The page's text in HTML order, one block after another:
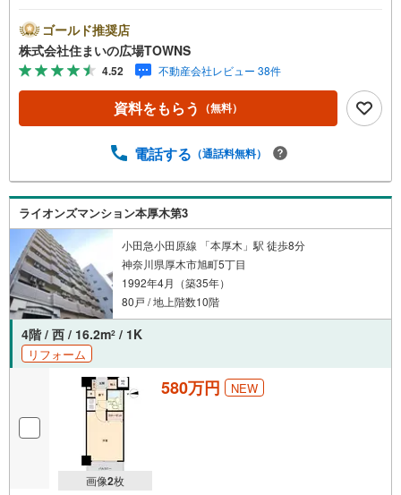
米程の専有面積でスペースも十分。入浴中や就寝中で荷物
を受け取れない場合でも、宅配ボックスがあれば再配達せ
ずに受け取ることができます。こちらの住宅の向きは南東
向きです。お探しの方はどうぞ。すぐに入居できるので、
お待ちいただくことはありません。【年中無休/9:00～21:0
0】人気物件は特にお問い合わせが集中するため、お早めに
約頂くとご見学がスムーズです。■その他、各種ご相談も承
ュレーション■住まいの広場TOWNSからお客様へ経験豊富
なスタッフが親身になってお客様に合った物件をご紹介さ
せて頂きます！ /他社様掲載物件も併せてご紹介可能ですの
でお気軽にお問い合わせ下さい♪駐車場もございますの
で、お車でのお越しも大歓迎です！
ゴールド推奨店
株式会社住まいの広場TOWNS
4.52 不動産会社レビュー 38件
資料をもらう （無料）
電話する （通話料無料）
ライオンズマンション本厚木第3
小田急小田原線 「本厚木」駅 徒歩8分
神奈川県厚木市旭町5丁目
1992年4月（築35年）
80戸 / 地上階数10階
4階 / 西 / 16.2m2 / 1K
リフォーム
画像2枚
580万円 NEW